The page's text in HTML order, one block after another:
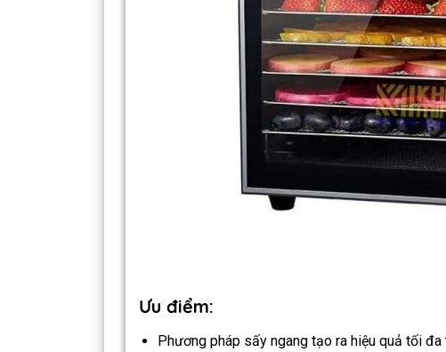
Ưu điểm:
Phương pháp sấy ngang tạo ra hiệu quả tối